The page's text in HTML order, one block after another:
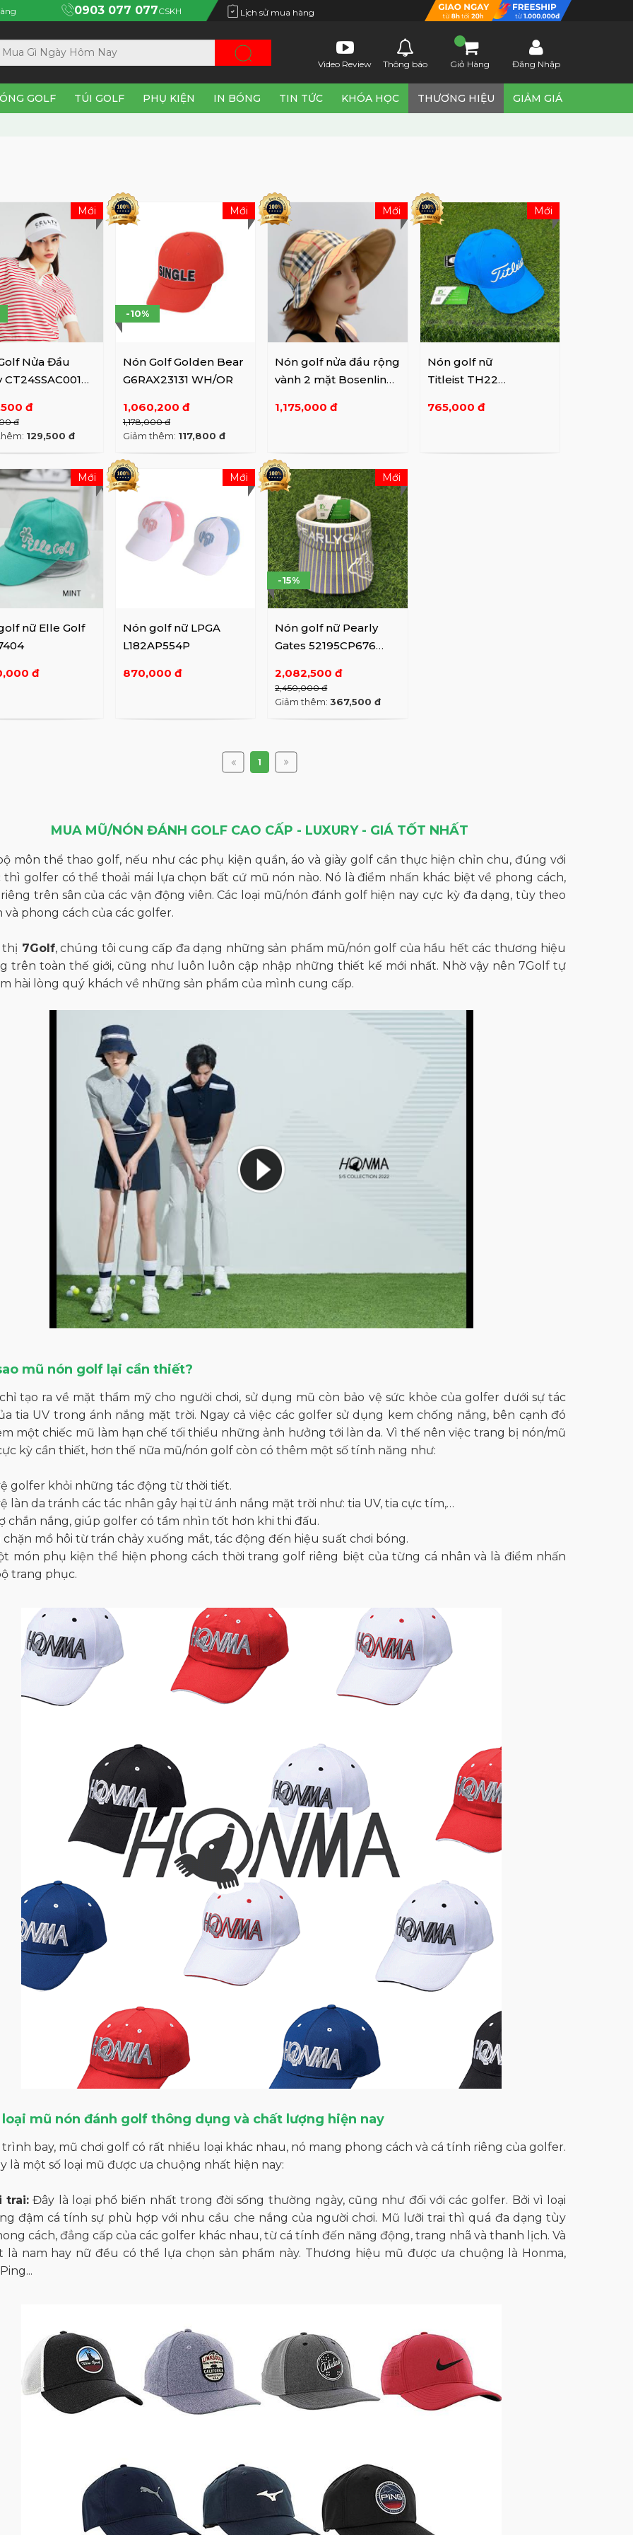
0903 077 077CSKH Lịch sử mua hàng
Video Review Thông báo Giỏ Hàng Đăng Nhập
GOLF TÚI GOLF PHỤ KIỆN IN BÓNG TIN TỨC KHÓA HỌC THƯƠNG HIỆU GIẢM GIÁ
Nửa Đầu
đ
đ
129,500 đ
Mới
Nón Golf Golden Bear
G6RAX23131 WH/OR
1,060,200 đ
1,178,000 đ
-10%
Giảm thêm: 117,800 đ
Mới
Nón golf nửa đầu rộng
vành 2 mặt Bosenlin
1,175,000 đ
Mới
Nón golf nữ
Titleist TH22
765,000 đ
Mới
nữ Elle Golf
đ
Mới
Nón golf nữ LPGA
L182AP554P
870,000 đ
Mới
Nón golf nữ Pearly
Gates 52195CP676
2,082,500 đ
2,450,000 đ
-15%
Giảm thêm:367,500 đ
Mới
1
MUA MŨ/NÓN ĐÁNH GOLF CAO CẤP - LUXURY - GIÁ TỐT NHẤT
môn thể thao golf, nếu như các phụ kiện quần, áo và giày golf cần thực hiện chỉn chu, đúng với
thì golfer có thể thoải mái lựa chọn bất cứ mũ nón nào. Nó là điểm nhấn khác biệt về phong cách,
trên sân của các vận động viên. Các loại mũ/nón đánh golf hiện nay cực kỳ đa dạng, tùy theo
và phong cách của các golfer.
thị 7Golf, chúng tôi cung cấp đa dạng những sản phẩm mũ/nón golf của hầu hết các thương hiệu
trên toàn thế giới, cũng như luôn luôn cập nhập những thiết kế mới nhất. Nhờ vậy nên 7Golf tự
hài lòng quý khách về những sản phẩm của mình cung cấp.
mũ nón golf lại cần thiết?
tạo ra về mặt thẩm mỹ cho người chơi, sử dụng mũ còn bảo vệ sức khỏe của golfer dưới sự tác
tia UV trong ánh nắng mặt trời. Ngay cả việc các golfer sử dụng kem chống nắng, bên cạnh đó
một chiếc mũ làm hạn chế tối thiểu những ảnh hưởng tới làn da. Vì thế nên việc trang bị nón/mũ
kỳ cần thiết, hơn thế nữa mũ/nón golf còn có thêm một số tính năng như:
golfer khỏi những tác động từ thời tiết.
làn da tránh các tác nhân gây hại từ ánh nắng mặt trời như: tia UV, tia cực tím,…
chắn nắng, giúp golfer có tầm nhìn tốt hơn khi thi đấu.
chặn mồ hôi từ trán chảy xuống mắt, tác động đến hiệu suất chơi bóng.
món phụ kiện thể hiện phong cách thời trang golf riêng biệt của từng cá nhân và là điểm nhấn
trang phục.
loại mũ nón đánh golf thông dụng và chất lượng hiện nay
trình bay, mũ chơi golf có rất nhiều loại khác nhau, nó mang phong cách và cá tính riêng của golfer.
là một số loại mũ được ưa chuộng nhất hiện nay:
trai: Đây là loại phổ biến nhất trong đời sống thường ngày, cũng như đối với các golfer. Bởi vì loại
đậm cá tính sự phù hợp với nhu cầu che nắng của người chơi. Mũ lưỡi trai thì quá đa dạng tùy
cách, đẳng cấp của các golfer khác nhau, từ cá tính đến năng động, trang nhã và thanh lịch. Và
là nam hay nữ đều có thể lựa chọn sản phẩm này. Thương hiệu mũ được ưa chuộng là Honma,